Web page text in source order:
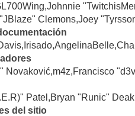
Clemons,Joey
Novaković,m4z,Francisco
Patel,Bryan "Runic"
del sitio